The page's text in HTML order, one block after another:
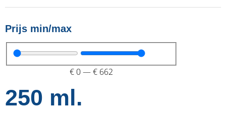
Prijs min/max
€ 0—€ 662
250 ml.